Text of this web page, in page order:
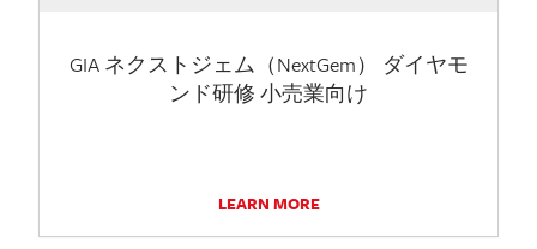
GIA ネクストジェム（NextGem） ダイヤモ
ンド研修 小売業向け
LEARN MORE